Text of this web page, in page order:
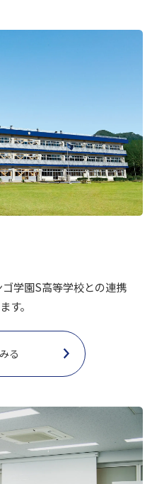
学園S高等学校との連携
す。
る